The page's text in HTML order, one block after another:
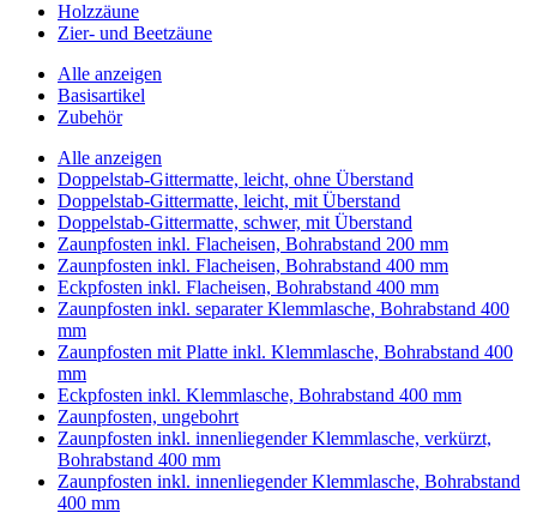
Holzzäune
Zier- und Beetzäune
Alle anzeigen
Basisartikel
Zubehör
Alle anzeigen
Doppelstab-Gittermatte, leicht, ohne Überstand
Doppelstab-Gittermatte, leicht, mit Überstand
Doppelstab-Gittermatte, schwer, mit Überstand
Zaunpfosten inkl. Flacheisen, Bohrabstand 200 mm
Zaunpfosten inkl. Flacheisen, Bohrabstand 400 mm
Eckpfosten inkl. Flacheisen, Bohrabstand 400 mm
Zaunpfosten inkl. separater Klemmlasche, Bohrabstand 400
mm
Zaunpfosten mit Platte inkl. Klemmlasche, Bohrabstand 400
mm
Eckpfosten inkl. Klemmlasche, Bohrabstand 400 mm
Zaunpfosten, ungebohrt
Zaunpfosten inkl. innenliegender Klemmlasche, verkürzt,
Bohrabstand 400 mm
Zaunpfosten inkl. innenliegender Klemmlasche, Bohrabstand
400 mm